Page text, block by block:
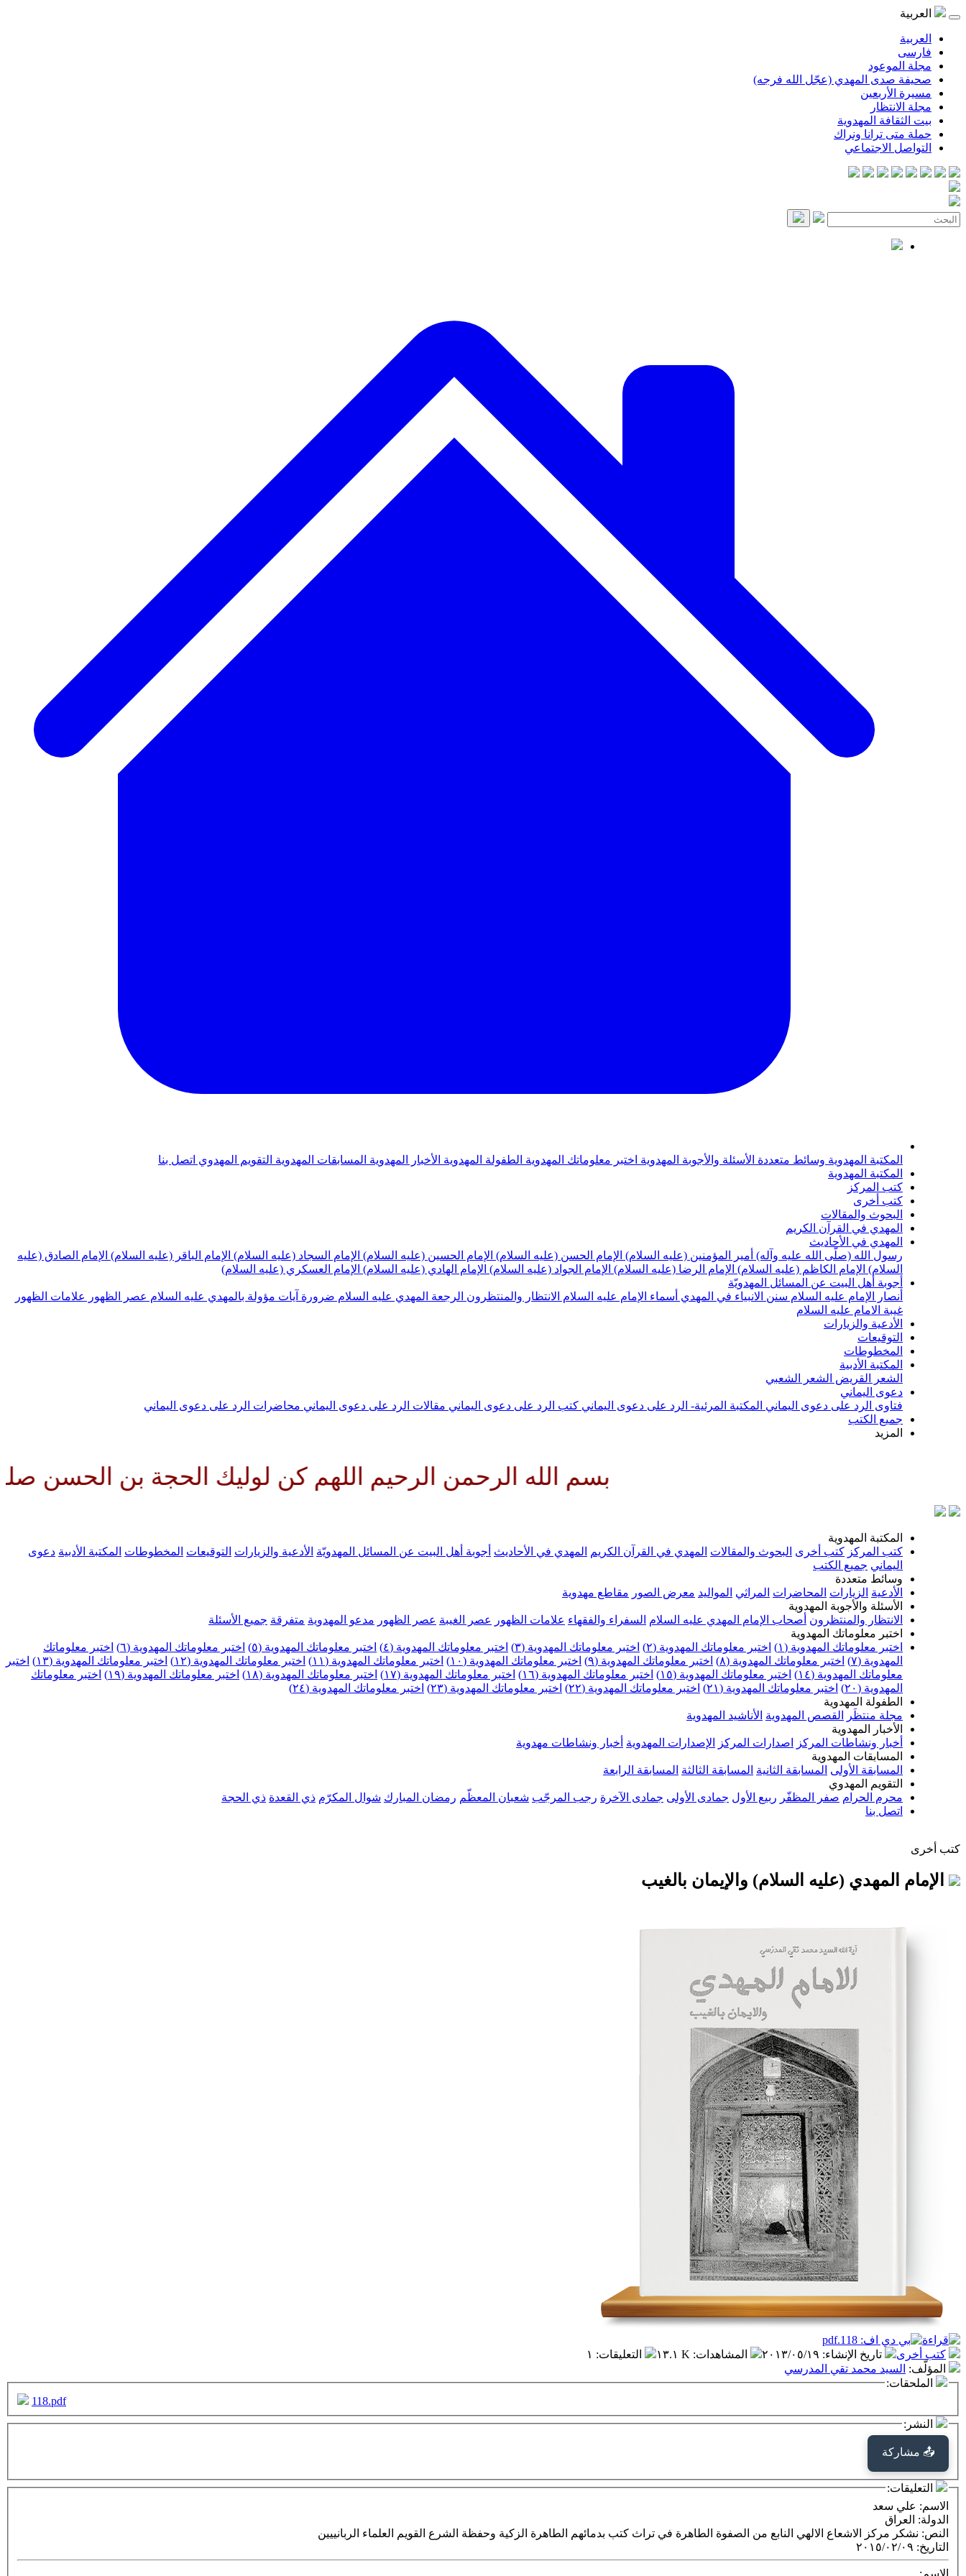
العربية
العربية
فارسی
مجلة الموعود
صحيفة صدى المهدي (عجّل الله فرجه)
مسيرة الأربعين
مجلة الانتظار
بيت الثقافة المهدوية
حملة متى ترانا ونراك
التواصل الاجتماعي
المكتبة المهدوية وسائط متعددة الأسئلة والأجوبة المهدوية اختبر معلوماتك المهدوية الطفولة المهدوية الأخبار المهدوية المسابقات المهدوية التقويم المهدوي اتصل بنا
المكتبة المهدوية
كتب المركز
كتب أخرى
البحوث والمقالات
المهدي في القرآن الكريم
المهدي في الأحاديث
رسول الله (صلّى الله عليه وآله) أمير المؤمنين (عليه السلام) الإمام الحسن (عليه السلام) الإمام الحسين (عليه السلام) الإمام السجاد (عليه السلام) الإمام الباقر (عليه السلام) الإمام الصادق (عليه
السلام) الإمام الكاظم (عليه السلام) الإمام الرضا (عليه السلام) الإمام الجواد (عليه السلام) الإمام الهادي (عليه السلام) الإمام العسكري (عليه السلام)
أجوبة أهل البيت عن المسائل المهدويّة
أنصار الإمام عليه السلام سنن الانبياء في المهدي أسماء الإمام عليه السلام الانتظار والمنتظرون الرجعة المهدي عليه السلام ضرورة آيات مؤولة بالمهدي عليه السلام عصر الظهور
علامات الظهور
غيبة الامام عليه السلام
الأدعية والزيارات
التوقيعات
المخطوطات
المكتبة الأدبية
الشعر القريض الشعر الشعبي
دعوى اليماني
فتاوى الرد على دعوى اليماني المكتبة المرئية- الرد على دعوى اليماني كتب الرد على دعوى اليماني مقالات الرد على دعوى اليماني محاضرات الرد على دعوى اليماني
جميع الكتب
المزيد
بسم الله الرحمن الرحيم اللهم كن لوليك الحجة بن الحسن صلواتك
المكتبة المهدوية
كتب المركز كتب أخرى البحوث والمقالات المهدي في القرآن الكريم المهدي في الأحاديث أجوبة أهل البيت عن المسائل المهدويّة الأدعية والزيارات التوقيعات المخطوطات المكتبة الأدبية دعوى
اليماني جميع الكتب
وسائط متعددة
الأدعية الزيارات المحاضرات المراثي المواليد معرض الصور مقاطع مهدوية
الأسئلة والأجوبة المهدوية
الانتظار والمنتظرون أصحاب الإمام المهدي عليه السلام السفراء والفقهاء علامات الظهور عصر الغيبة عصر الظهور مدعو المهدوية متفرقة جميع الأسئلة
اختبر معلوماتك المهدوية
اختبر معلوماتك المهدوية (١)
اختبر معلوماتك المهدوية (٢) اختبر معلوماتك المهدوية (٣) اختبر معلوماتك المهدوية (٤) اختبر معلوماتك المهدوية (٥) اختبر معلوماتك المهدوية (٦)
اختبر معلوماتك
المهدوية (٧)
اختبر معلوماتك المهدوية (٨) اختبر معلوماتك المهدوية (٩) اختبر معلوماتك المهدوية (١٠) اختبر معلوماتك المهدوية (١١) اختبر معلوماتك المهدوية (١٢) اختبر معلوماتك المهدوية (١٣)
اختبر
معلوماتك المهدوية (١٤)
اختبر معلوماتك المهدوية (١٥) اختبر معلوماتك المهدوية (١٦) اختبر معلوماتك المهدوية (١٧) اختبر معلوماتك المهدوية (١٨) اختبر معلوماتك المهدوية (١٩)
اختبر معلوماتك
المهدوية (٢٠)
اختبر معلوماتك المهدوية (٢١) اختبر معلوماتك المهدوية (٢٢) اختبر معلوماتك المهدوية (٢٣)
اختبر معلوماتك المهدوية (٢٤)
الطفولة المهدوية
مجلة منتظَر
القصص المهدوية الأناشيد المهدوية
الأخبار المهدوية
أخبار ونشاطات المركز
اصدارات المركز الإصدارات المهدوية أخبار ونشاطات مهدوية
المسابقات المهدوية
المسابقة الأولى المسابقة الثانية المسابقة الثالثة المسابقة الرابعة
التقويم المهدوي
محرم الحرام صفر المظفّر ربيع الأول جمادى الأولى جمادى الآخرة رجب المرجّب شعبان المعظّم رمضان المبارك شوال المكرّم ذي القعدة ذي الحجة
اتصل بنا
كتب أخرى
الإمام المهدي (عليه السلام) والإيمان بالغيب
كتب أخرى تاريخ الإنشاء: ٢٠١٣/٠٥/١٩ المشاهدات: ١٣.١ K التعليقات: ١
المؤلّف: السيد محمد تقي المدرسي
الملحقات:
118.pdf
النشر:
📤 مشاركة
التعليقات:
الاسم: علي سعد
الدولة: العراق
النص: نشكر مركز الاشعاع الالهي النابع من الصفوة الطاهرة في تراث كتب بدمائهم الطاهرة الزكية وحفظة الشرع القويم العلماء الربانييين
التاريخ: ٢٠١٥/٠٢/٠٩
الاسم: